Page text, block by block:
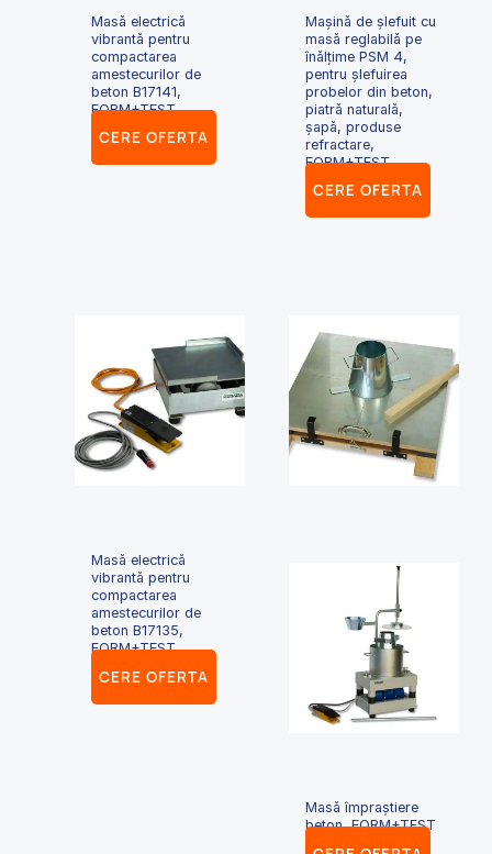
Masă electrică
vibrantă pentru
compactarea
amestecurilor de
beton B17141,
FORM+TEST
CERE OFERTA
Mașină de șlefuit cu
masă reglabilă pe
înălțime PSM 4,
pentru șlefuirea
probelor din beton,
piatră naturală,
șapă, produse
refractare,
FORM+TEST
CERE OFERTA
Masă electrică
vibrantă pentru
compactarea
amestecurilor de
beton B17135,
FORM+TEST
CERE OFERTA
Masă împraștiere
beton, FORM+TEST